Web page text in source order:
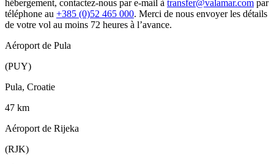
hébergement, contactez-nous par e-mail à transfer@valamar.com par
téléphone au +385 (0)52 465 000. Merci de nous envoyer les détails
de votre vol au moins 72 heures à l’avance.
Aéroport de Pula
(PUY)
Pula, Croatie
47 km
Aéroport de Rijeka
(RJK)